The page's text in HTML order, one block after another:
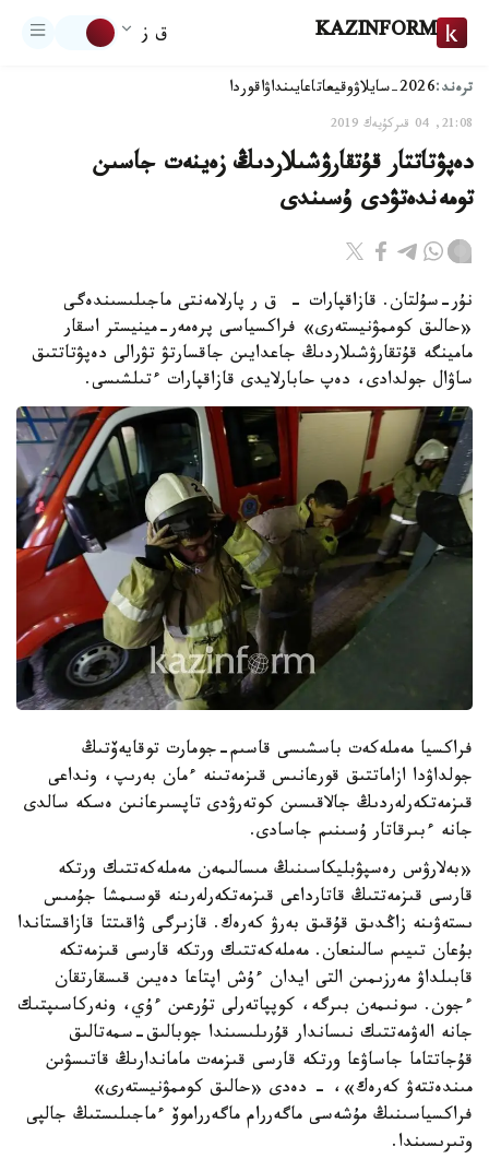
KAZINFORM ق ز
ترەند:2026-سايلاۋ وقيعاتاعايىنداۋاقوردا
21:08, 04 قىركۇيەك 2019
دەپۋتاتتار قۇتقارۋشىلاردىڭ زەينەت جاسىن
تومەندەتۋدى ۇسىندى
نۇر-سۇلتان. قازاقپارات - ق ر پارلامەنتى ماجىلىسىندەگى
«حالىق كوممۋنيستەرى» فراكسياسى پرەمەر-مينيستر اسقار
مامينگە قۇتقارۋشىلاردىڭ جاعدايىن جاقسارتۋ تۋرالى دەپۋتاتتىق
ساۋال جولدادى، دەپ حابارلايدى قازاقپارات ءتىلشىسى.
فراكسيا مەملەكەت باسشىسى قاسىم-جومارت توقايەۆتىڭ
جولداۋدا ازاماتتىق قورعانىس قىزمەتىنە ءمان بەرىپ، ونداعى
قىزمەتكەرلەردىڭ جالاقىسىن كوتەرۋدى تاپسىرعانىن ەسكە سالدى
جانە ءبىرقاتار ۇسىنىم جاسادى.
«بەلارۋس رەسپۋبليكاسىنىڭ مىسالىمەن مەملەكەتتىك ورتكە
قارسى قىزمەتتىڭ قاتارداعى قىزمەتكەرلەرىنە قوسىمشا جۇمىس
ىستەۋىنە زاڭدىق قۇقىق بەرۋ كەرەك. قازىرگى ۋاقىتتا قازاقستاندا
بۇعان تىيىم سالىنعان. مەملەكەتتىك ورتكە قارسى قىزمەتكە
قابىلداۋ مەرزىمىن التى ايدان ءۇش اپتاعا دەيىن قىسقارتقان
ءجون. سونىمەن بىرگە، كوپپاتەرلى تۇرعىن ءۇي، ونەركاسىپتىك
جانە الەۋمەتتىك نىساندار قۇرىلىسىندا جوبالىق-سمەتالىق
قۇجاتتاما جاساۋعا ورتكە قارسى قىزمەت ماماندارىڭ قاتىسۋىن
مىندەتتەۋ كەرەك»، - دەدى «حالىق كوممۋنيستەرى»
فراكسياسىنىڭ مۇشەسى ماگەررام ماگەرراموۆ ءماجىلىستىڭ جالپى
وتىرىسىندا.